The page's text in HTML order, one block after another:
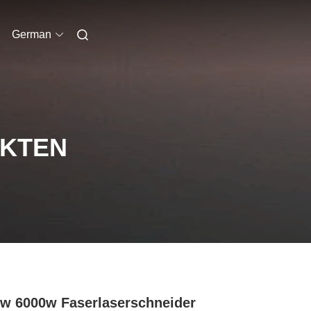
German
6000w Faserlaserschneider